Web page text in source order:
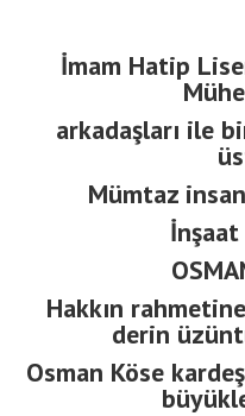
İmam Hatip
arkadaşları ile
Mümtaz
Hakkın
derin
Osman Köse